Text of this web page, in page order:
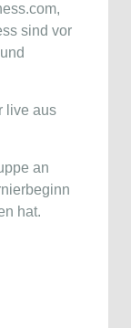
,
sind vor
live aus
an
hat.